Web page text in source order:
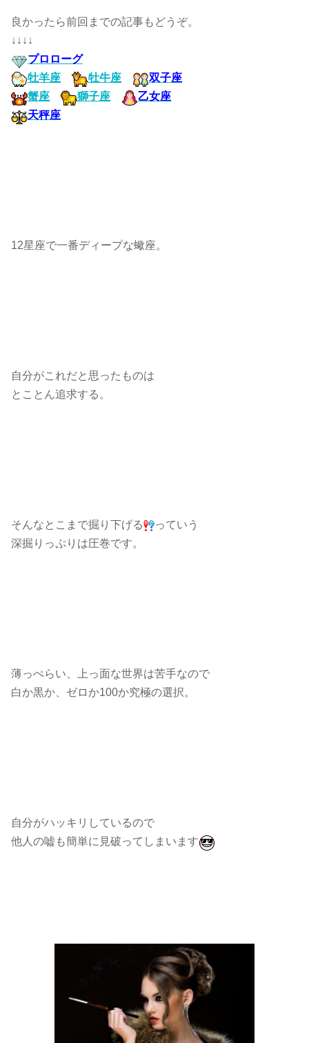
良かったら前回までの記事もどうぞ。
↓↓↓↓
プロローグ
牡羊座
牡牛座
双子座
蟹座
獅子座
乙女座
天秤座
12星座で一番ディープな蠍座。
自分がこれだと思ったものは
とことん追求する。
そんなとこまで掘り下げる
っていう
深掘りっぷりは圧巻です。
薄っぺらい、上っ面な世界は苦手なので
白か黒か、ゼロか100か究極の選択。
自分がハッキリしているので
他人の嘘も簡単に見破ってしまいます